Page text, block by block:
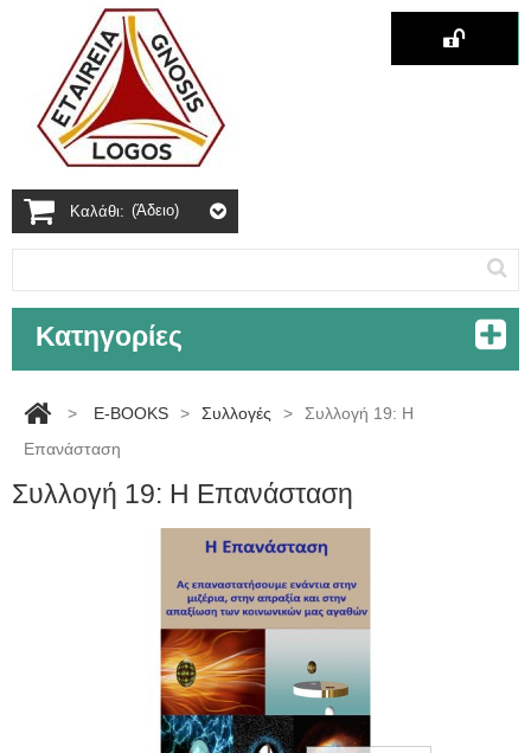
Κατηγορίες
Καλάθι: (άδειο)
> E-BOOKS > Συλλογές >
Συλλογή 19: Η
Επανάσταση
Συλλογή 19: Η Επανάσταση